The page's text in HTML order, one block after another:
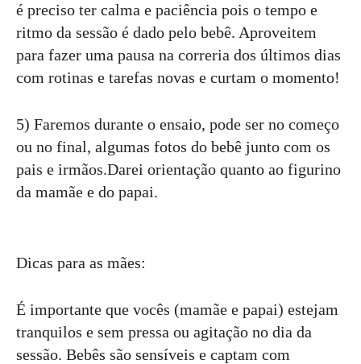
é preciso ter calma e paciência pois o tempo e
ritmo da sessão é dado pelo bebê. Aproveitem
para fazer uma pausa na correria dos últimos dias
com rotinas e tarefas novas e curtam o momento!
5) Faremos durante o ensaio, pode ser no começo
ou no final, algumas fotos do bebê junto com os
pais e irmãos.Darei orientação quanto ao figurino
da mamãe e do papai.
Dicas para as mães:
É importante que vocês (mamãe e papai) estejam
tranquilos e sem pressa ou agitação no dia da
sessão. Bebês são sensíveis e captam com